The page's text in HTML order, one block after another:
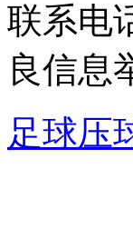
联系电
良信息
足球压